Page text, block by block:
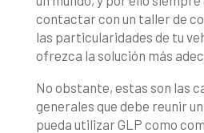
contactar con un taller de
las particularidades de tu
ofrezca la solución más
No obstante, estas son las
generales que debe reunir
pueda utilizar GLP como